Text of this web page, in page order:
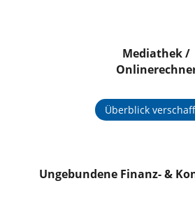
Mediathek /
Überblick
Ungebundene Finanz- &